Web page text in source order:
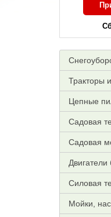
Тракторы
Цепные
Садовая
Садовая
Силовая
Мойки,